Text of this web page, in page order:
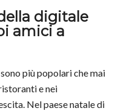
digitale
amici a
più popolari che mai
e nei
Nel paese natale di